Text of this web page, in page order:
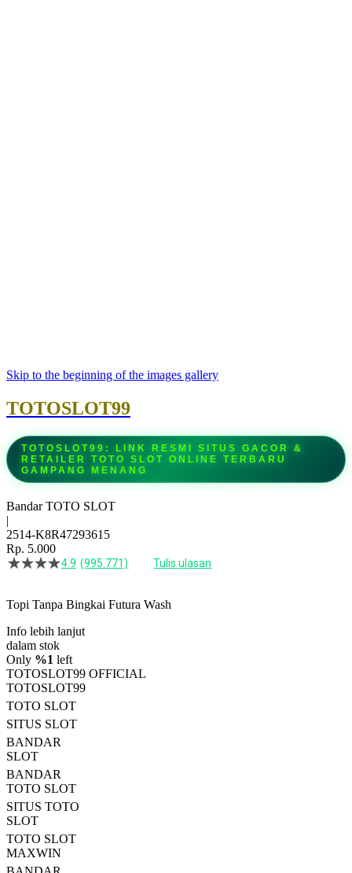
Skip to the beginning of the images gallery
TOTOSLOT99
TOTOSLOT99: LINK RESMI SITUS GACOR &
RETAILER TOTO SLOT ONLINE TERBARU
GAMPANG MENANG
Bandar TOTO SLOT
|
2514-K8R47293615
Rp. 5.000
4.5
bintang,
rating
rata-
rata.
Read
13
Reviews.
Tautan
halaman
yang
sama.
4.9 (995.771) Tulis ulasan
Topi Tanpa Bingkai Futura Wash
Info lebih lanjut
dalam stok
Only %1 left
TOTOSLOT99 OFFICIAL
TOTOSLOT99
TOTO SLOT
SITUS SLOT
BANDAR
SLOT
BANDAR
TOTO SLOT
SITUS TOTO
SLOT
TOTO SLOT
MAXWIN